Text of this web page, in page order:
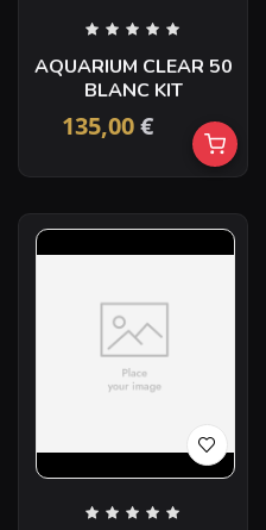
AQUARIUM CLEAR 50
BLANC KIT
135,00€